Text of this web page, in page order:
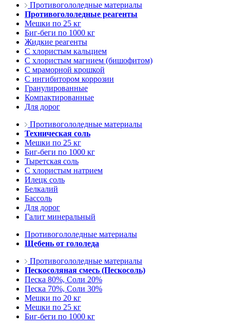
Противогололедные материалы
Противогололедные реагенты
Мешки по 25 кг
Биг-беги по 1000 кг
Жидкие реагенты
С хлористым кальцием
С хлористым магнием (бишофитом)
С мраморной крошкой
С ингибитором коррозии
Гранулированные
Компактированные
Для дорог
Противогололедные материалы
Техническая соль
Мешки по 25 кг
Биг-беги по 1000 кг
Тыретская соль
С хлористым натрием
Илецк соль
Белкалий
Бассоль
Для дорог
Галит минеральный
Противогололедные материалы
Щебень от гололеда
Противогололедные материалы
Пескосоляная смесь (Пескосоль)
Песка 80%, Соли 20%
Песка 70%, Соли 30%
Мешки по 20 кг
Мешки по 25 кг
Биг-беги по 1000 кг